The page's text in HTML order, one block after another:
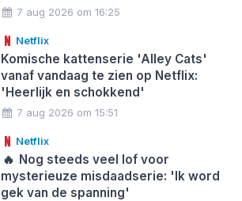
7 aug 2026 om 16:25
Netflix
Komische kattenserie 'Alley Cats'
vanaf vandaag te zien op Netflix:
'Heerlijk en schokkend'
7 aug 2026 om 15:51
Netflix
🔥 Nog steeds veel lof voor
mysterieuze misdaadserie: 'Ik word
gek van de spanning'